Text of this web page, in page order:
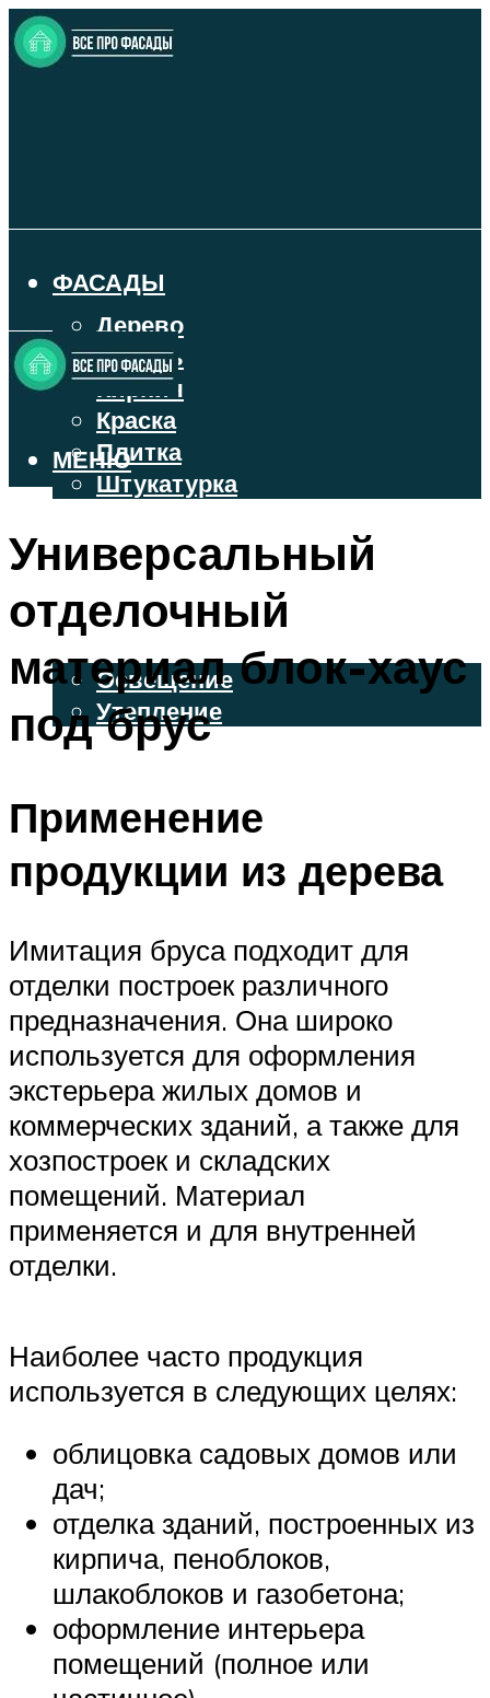
ФАСАДЫ
Дерево
Камень
Кирпич
Краска
Плитка
Штукатурка
ВЕНТИЛИРУЕМЫЕ ФАСАДЫ
ФАСАДНЫЙ САЙДИНГ
ОСВЕЩЕНИЕ И УТЕПЛЕНИЕ
Освещение
Утепление
ДЕКОР
МЕНЮ
МЕНЮ
Универсальный
отделочный
материал блок-хаус
под брус
Применение
продукции из дерева
Имитация бруса подходит для
отделки построек различного
предназначения. Она широко
используется для оформления
экстерьера жилых домов и
коммерческих зданий, а также для
хозпостроек и складских
помещений. Материал
применяется и для внутренней
отделки.
Наиболее часто продукция
используется в следующих целях:
облицовка садовых домов или
дач;
отделка зданий, построенных из
кирпича, пеноблоков,
шлакоблоков и газобетона;
оформление интерьера
помещений (полное или